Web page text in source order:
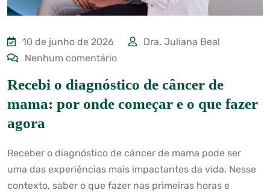
10 de junho de 2026
Dra. Juliana Beal
Nenhum comentário
Recebi o diagnóstico de câncer de
mama: por onde começar e o que fazer
agora
Receber o diagnóstico de câncer de mama pode ser
uma das experiências mais impactantes da vida. Nesse
contexto, saber o que fazer nas primeiras horas e